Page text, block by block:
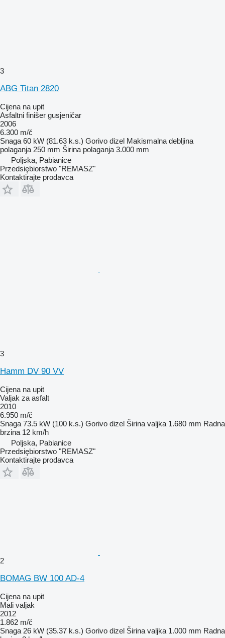
3
ABG Titan 2820
Cijena na upit
Asfaltni finišer gusjeničar
2006
6.300 m/č
Snaga 60 kW (81.63 k.s.) Gorivo dizel Makismalna debljina
polaganja 250 mm Širina polaganja 3.000 mm
Poljska, Pabianice
Przedsiębiorstwo "REMASZ"
Kontaktirajte prodavca
3
Hamm DV 90 VV
Cijena na upit
Valjak za asfalt
2010
6.950 m/č
Snaga 73.5 kW (100 k.s.) Gorivo dizel Širina valjka 1.680 mm Radna
brzina 12 km/h
Poljska, Pabianice
Przedsiębiorstwo "REMASZ"
Kontaktirajte prodavca
2
BOMAG BW 100 AD-4
Cijena na upit
Mali valjak
2012
1.862 m/č
Snaga 26 kW (35.37 k.s.) Gorivo dizel Širina valjka 1.000 mm Radna